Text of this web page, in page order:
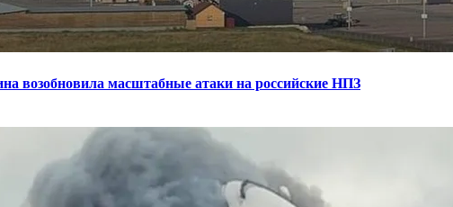
возобновила масштабные атаки на российские НПЗ